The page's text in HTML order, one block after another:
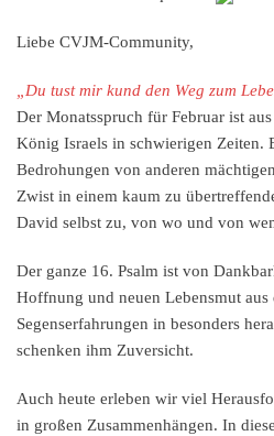
Liebe CVJM-Community,
„Du tust mir kund den Weg zum
Der Monatsspruch für Februar ist
König Israels in schwierigen Zeiten.
Bedrohungen von anderen
Zwist in einem kaum zu
David selbst zu, von wo und von
Der ganze 16. Psalm ist von
Hoffnung und neuen Lebensmut aus
Segenserfahrungen in besonders
schenken ihm Zuversicht.
Auch heute erleben wir viel
in großen Zusammenhängen. In